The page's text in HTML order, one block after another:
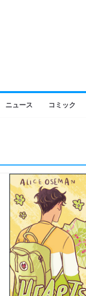
ニュース コミック